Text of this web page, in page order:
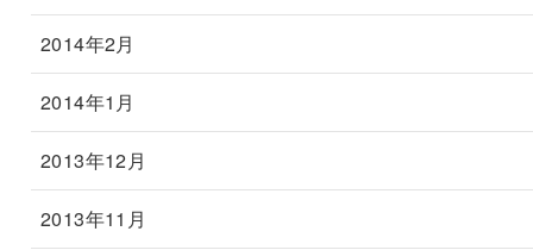
2014年2月
2014年1月
2013年12月
2013年11月